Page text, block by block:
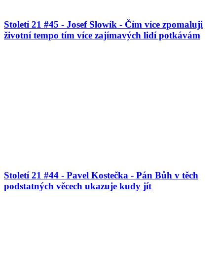
Století 21 #45 - Josef Slowík - Čím více zpomaluji
životní tempo tím více zajímavých lidí potkávám
Století 21 #44 - Pavel Kostečka - Pán Bůh v těch
podstatných věcech ukazuje kudy jít